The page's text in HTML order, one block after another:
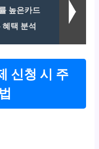
높은카드
혜택 분석
신청 시 주